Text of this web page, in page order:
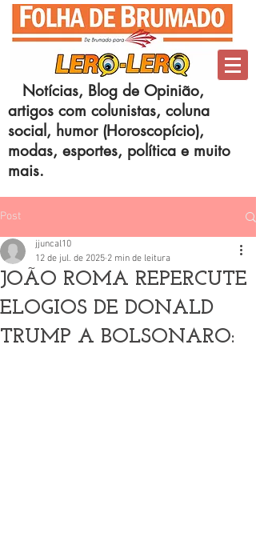
Notícias, Blog de Opinião,
artigos com colunistas, coluna
social, humor (Horoscopício),
modas, esportes, política e muito
mais.
Post
JOÃO ROMA REPERCUTE
ELOGIOS DE DONALD
TRUMP A BOLSONARO:
jjuncal10
12 de jul. de 2025 2 min de leitura